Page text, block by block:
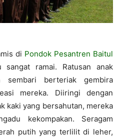
di Pondok Pesantren Baitul
sangat ramai. Ratusan anak
sembari berteriak gembira
mereka. Diiringi dengan
kaki yang bersahutan, mereka
kekompakan. Seragam
putih yang terlilit di leher,